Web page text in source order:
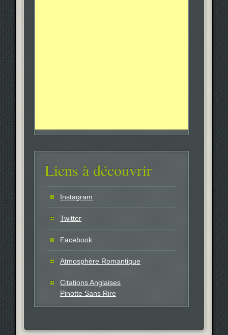
Liens à découvrir
Instagram
Twitter
Facebook
Atmosphère Romantique
Citations Anglaises
Pinotte Sans Rire